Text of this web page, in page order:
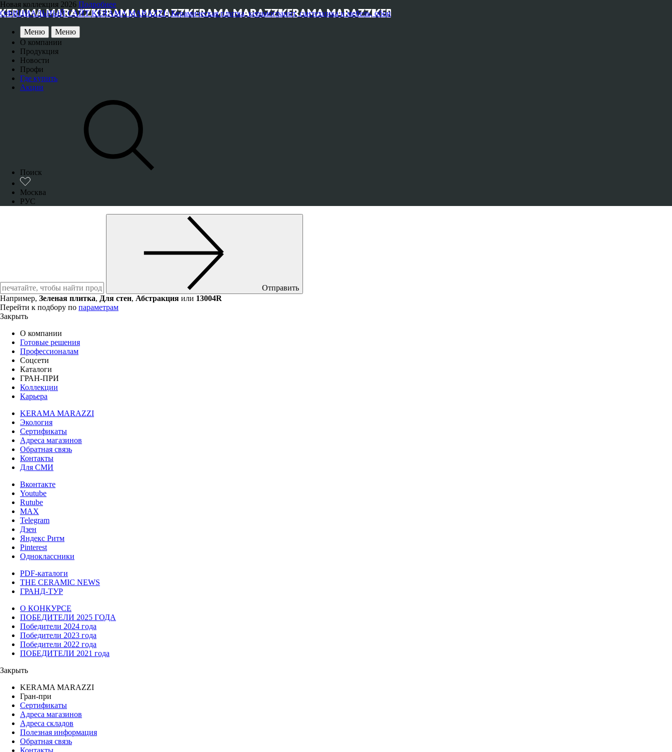
Новая коллекция 2026 Подробнее
ОФИЦИАЛЬНЫЙ САЙТ KERAMA MARAZZI | Керамическая плитка, керамогранит, сантехника и мебель, обои
Меню
Меню
О компании
Продукция
Новости
Профи
Где купить
Акции
Поиск
Москва
РУС
Отправить
Например, Зеленая плитка, Для стен, Абстракция или 13004R
Перейти к подбору по параметрам
Закрыть
О компании
Готовые решения
Профессионалам
Соцсети
Каталоги
ГРАН-ПРИ
Коллекции
Карьера
KERAMA MARAZZI
Экология
Сертификаты
Адреса магазинов
Обратная связь
Контакты
Для СМИ
Вконтакте
Youtube
Rutube
MAX
Telegram
Дзен
Яндекс Ритм
Pinterest
Одноклассники
PDF-каталоги
THE CERAMIC NEWS
ГРАНД-ТУР
О КОНКУРСЕ
ПОБЕДИТЕЛИ 2025 ГОДА
Победители 2024 года
Победители 2023 года
Победители 2022 года
ПОБЕДИТЕЛИ 2021 года
Закрыть
KERAMA MARAZZI
Гран-при
Сертификаты
Адреса магазинов
Адреса складов
Полезная информация
Обратная связь
Контакты